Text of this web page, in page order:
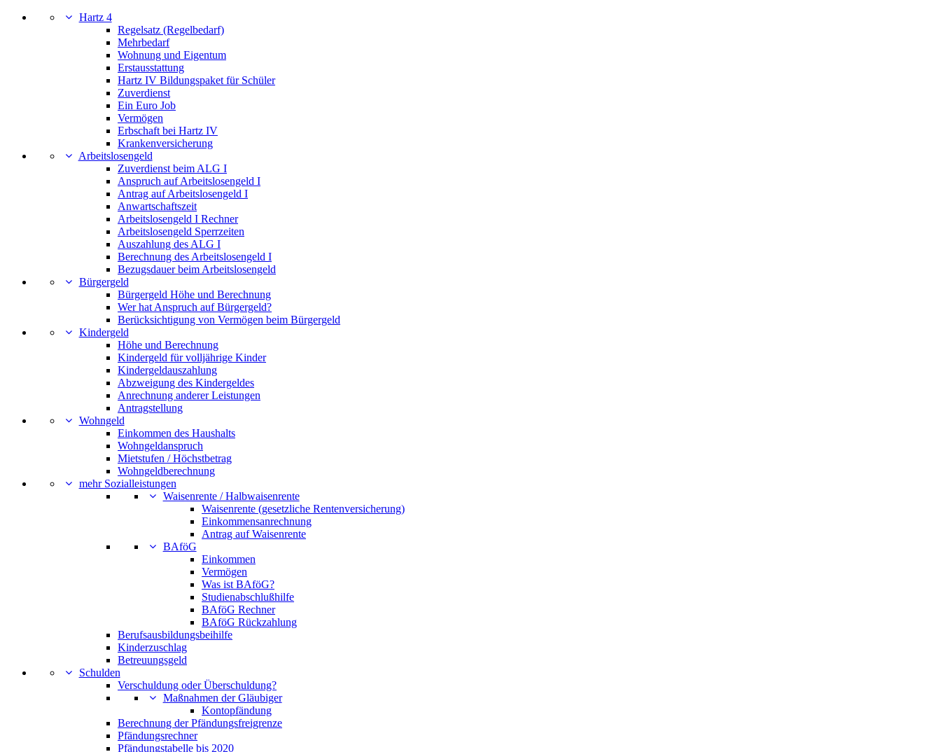
Hartz 4
Regelsatz (Regelbedarf)
Mehrbedarf
Wohnung und Eigentum
Erstausstattung
Hartz IV Bildungspaket für Schüler
Zuverdienst
Ein Euro Job
Vermögen
Erbschaft bei Hartz IV
Krankenversicherung
Arbeitslosengeld
Zuverdienst beim ALG I
Anspruch auf Arbeitslosengeld I
Antrag auf Arbeitslosengeld I
Anwartschaftszeit
Arbeitslosengeld I Rechner
Arbeitslosengeld Sperrzeiten
Auszahlung des ALG I
Berechnung des Arbeitslosengeld I
Bezugsdauer beim Arbeitslosengeld
Bürgergeld
Bürgergeld Höhe und Berechnung
Wer hat Anspruch auf Bürgergeld?
Berücksichtigung von Vermögen beim Bürgergeld
Kindergeld
Höhe und Berechnung
Kindergeld für volljährige Kinder
Kindergeldauszahlung
Abzweigung des Kindergeldes
Anrechnung anderer Leistungen
Antragstellung
Wohngeld
Einkommen des Haushalts
Wohngeldanspruch
Mietstufen / Höchstbetrag
Wohngeldberechnung
mehr Sozialleistungen
Waisenrente / Halbwaisenrente
Waisenrente (gesetzliche Rentenversicherung)
Einkommensanrechnung
Antrag auf Waisenrente
BAföG
Einkommen
Vermögen
Was ist BAföG?
Studienabschlußhilfe
BAföG Rechner
BAföG Rückzahlung
Berufsausbildungsbeihilfe
Kinderzuschlag
Betreuungsgeld
Schulden
Verschuldung oder Überschuldung?
Maßnahmen der Gläubiger
Kontopfändung
Berechnung der Pfändungsfreigrenze
Pfändungsrechner
Pfändungstabelle bis 2020